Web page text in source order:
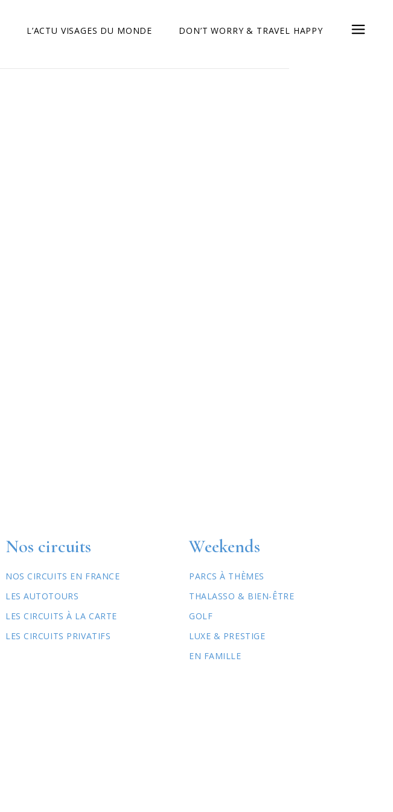
L’ACTU VISAGES DU MONDE DON’T WORRY & TRAVEL HAPPY
Nos circuits
NOS CIRCUITS EN FRANCE
LES AUTOTOURS
LES CIRCUITS À LA CARTE
LES CIRCUITS PRIVATIFS
Weekends
PARCS À THÈMES
THALASSO & BIEN-ÊTRE
GOLF
LUXE & PRESTIGE
EN FAMILLE